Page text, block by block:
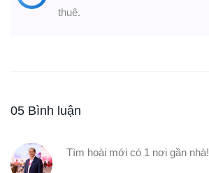
thuê.
05 Bình luận
Tìm hoài mới có 1 nơi gần nhà!